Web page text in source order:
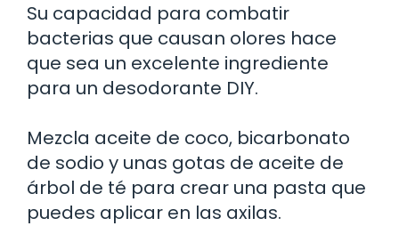
Su capacidad para combatir
bacterias que causan olores hace
que sea un excelente ingrediente
para un desodorante DIY.
Mezcla aceite de coco, bicarbonato
de sodio y unas gotas de aceite de
árbol de té para crear una pasta que
puedes aplicar en las axilas.